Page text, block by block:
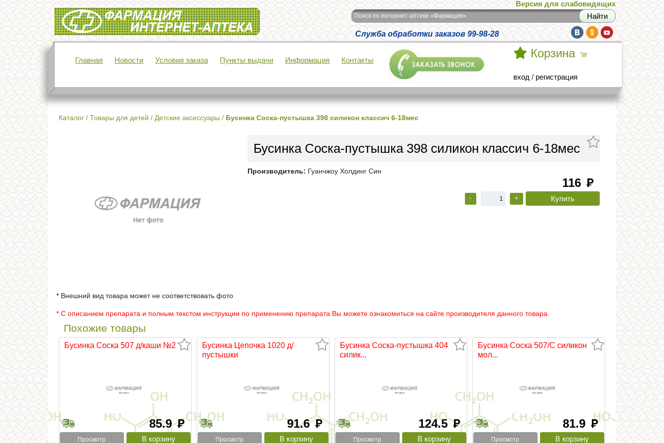
Интернет-аптека Фармация
Версия для слабовидящих
Поиск по интернет-аптеке «Фармация»
Служба обработки заказов 99-98-28
Главная Новости Условия заказа Пункты выдачи Информация Контакты
Корзина
вход / регистрация
Каталог / Товары для детей / Детские аксессуары / Бусинка Соска-пустышка 398 силикон классич 6-18мес
Бусинка Соска-пустышка 398 силикон классич 6-18мес
Производитель: Гуанчжоу Холдинг Син
116 руб
- +
* Внешний вид товара может не соответствовать фото
* С описанием препарата и полным текстом инструкции по применению препарата Вы можете ознакомиться на сайте производителя данного товара.
Похожие товары
Бусинка Соска 507 д/каши №2
85.9руб
Просмотр
Бусинка Цепочка 1020 д/
пустышки
91.6руб
Просмотр
Бусинка Соска-пустышка 404
силик...
124.5руб
Просмотр
Бусинка Соска 507/С силикон
мол...
81.9 руб
Просмотр